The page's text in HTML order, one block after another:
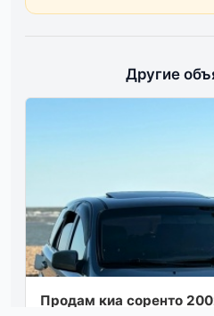
Другие
Продам киа соренто